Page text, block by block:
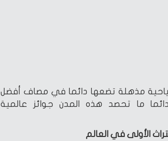
مذهلة تضعها دائما في مصاف أفضل
ما تحصد هذه المدن جوائز عالمية
الأولى في العالم